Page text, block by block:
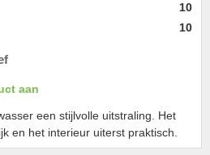
10
10
aan
een stijlvolle uitstraling. Het
en het interieur uiterst praktisch.